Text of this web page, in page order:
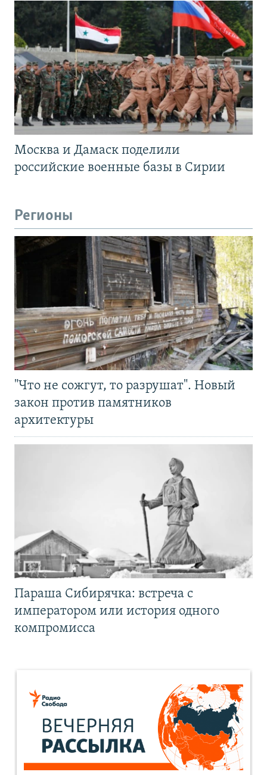
Москва и Дамаск поделили
российские военные базы в Сирии
Регионы
"Что не сожгут, то разрушат". Новый
закон против памятников
архитектуры
Параша Сибирячка: встреча с
императором или история одного
компромисса